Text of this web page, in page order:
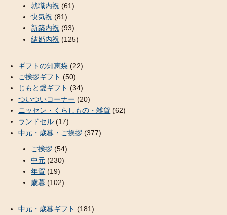
就職内祝 (61)
快気祝 (81)
新築内祝 (93)
結婚内祝 (125)
ギフトの知恵袋 (22)
ご挨拶ギフト (50)
じもと愛ギフト (34)
ついついコーナー (20)
ニッセン・くらしもの・雑貨 (62)
ランドセル (17)
中元・歳暮・ご挨拶 (377)
ご挨拶 (54)
中元 (230)
年賀 (19)
歳暮 (102)
中元・歳暮ギフト (181)